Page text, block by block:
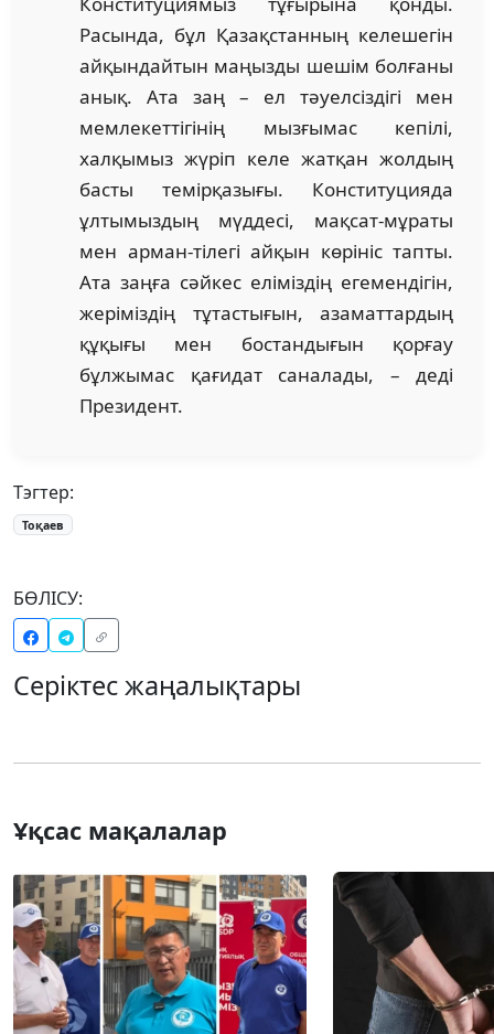
Расында, бұл Қазақстанның келешегін
айқындайтын маңызды шешім болғаны
анық. Ата заң – ел тәуелсіздігі мен
мемлекеттігінің мызғымас кепілі,
халқымыз жүріп келе жатқан жолдың
басты темірқазығы. Конституцияда
ұлтымыздың мүддесі, мақсат-мұраты
мен арман-тілегі айқын көрініс тапты.
Ата заңға сәйкес еліміздің егемендігін,
жеріміздің тұтастығын, азаматтардың
құқығы мен бостандығын қорғау
бұлжымас қағидат саналады, – деді
Президент.
Тэгтер:
Тоқаев
БӨЛІСУ:
Серіктес жаңалықтары
Ұқсас мақалалар